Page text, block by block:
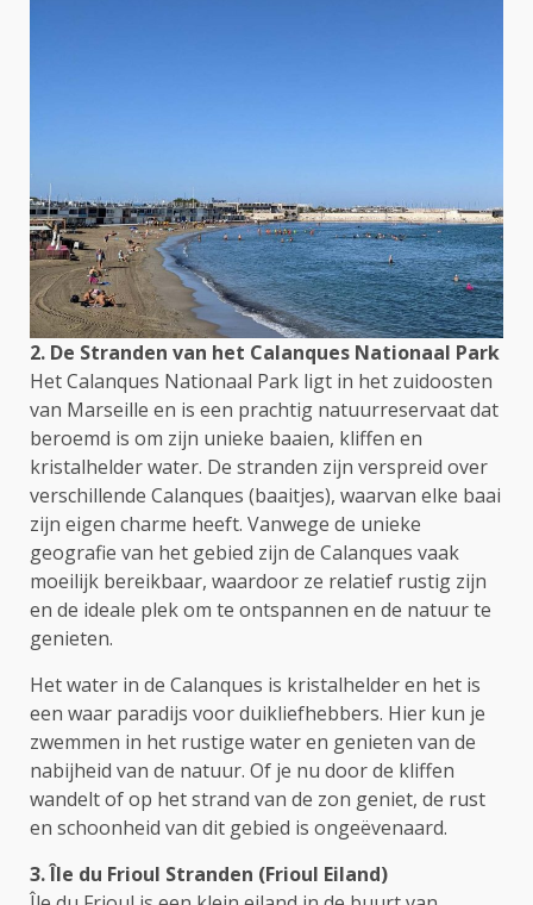
2. De Stranden van het Calanques Nationaal Park
Het Calanques Nationaal Park ligt in het zuidoosten
van Marseille en is een prachtig natuurreservaat dat
beroemd is om zijn unieke baaien, kliffen en
kristalhelder water. De stranden zijn verspreid over
verschillende Calanques (baaitjes), waarvan elke baai
zijn eigen charme heeft. Vanwege de unieke
geografie van het gebied zijn de Calanques vaak
moeilijk bereikbaar, waardoor ze relatief rustig zijn
en de ideale plek om te ontspannen en de natuur te
genieten.
Het water in de Calanques is kristalhelder en het is
een waar paradijs voor duikliefhebbers. Hier kun je
zwemmen in het rustige water en genieten van de
nabijheid van de natuur. Of je nu door de kliffen
wandelt of op het strand van de zon geniet, de rust
en schoonheid van dit gebied is ongeëvenaard.
3. Île du Frioul Stranden (Frioul Eiland)